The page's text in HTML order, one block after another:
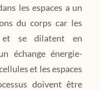
les espaces a un
du corps car les
et se dilatent en
échange énergie-
et les espaces
doivent être